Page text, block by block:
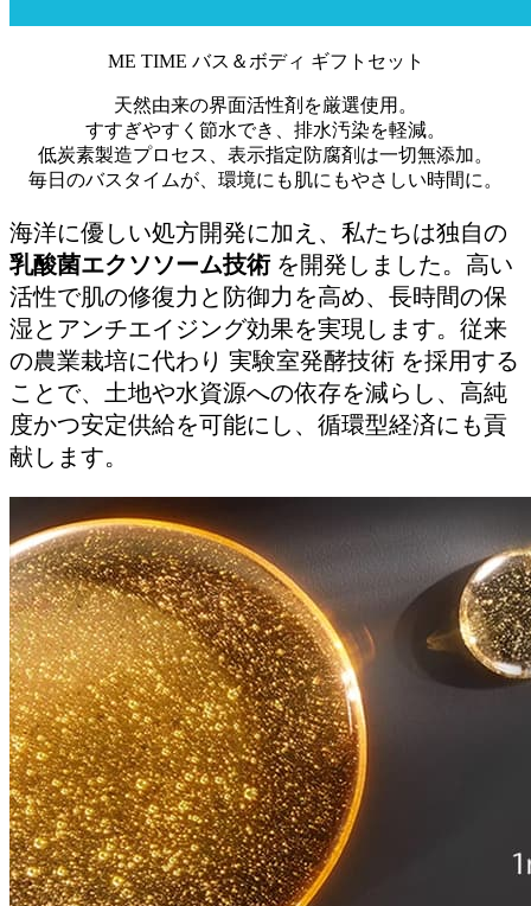
ME TIME バス＆ボディ ギフトセット
天然由来の界面活性剤を厳選使用。
すすぎやすく節水でき、排水汚染を軽減。
低炭素製造プロセス、表示指定防腐剤は一切無添加。
毎日のバスタイムが、環境にも肌にもやさしい時間に。
海洋に優しい処方開発に加え、私たちは独自の
乳酸菌エクソソーム技術を開発しました。高い
活性で肌の修復力と防御力を高め、長時間の保
湿とアンチエイジング効果を実現します。従来
の農業栽培に代わり 実験室発酵技術 を採用する
ことで、土地や水資源への依存を減らし、高純
度かつ安定供給を可能にし、循環型経済にも貢
献します。